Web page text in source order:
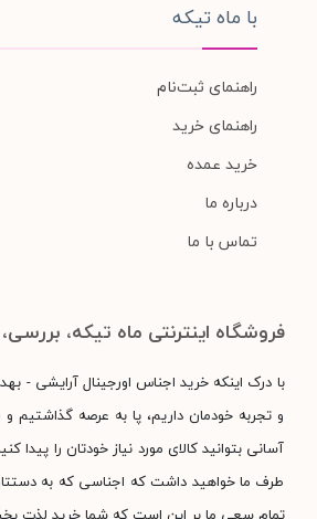
با ماه تیکه
راهنمای ثبت‌نام
راهنمای خرید
خرید عمده
درباره ما
تماس با ما
فروشگاه اینترنتی ماه تیکه،
با درک اینکه خرید اجناس اورجینال آرایشی -
و تجربه خودمان داریم، پا به عرصه گذاشتیم
آسانی بتوانید کالای مورد نیاز خودتان را
طرف ما خواهید داشت که اجناسی که به